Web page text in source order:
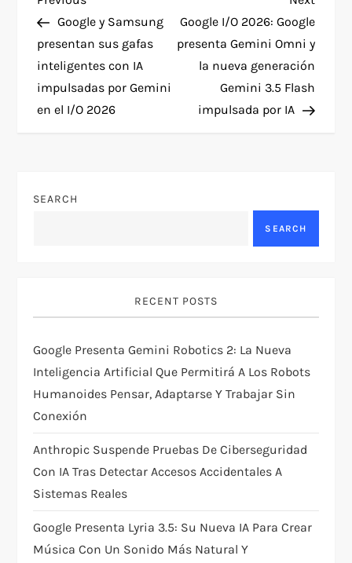
P
o
s
t
a
a
t
i
o
n
PostGoogle y Samsung
presentan sus gafas
inteligentes con IA
impulsadas por Gemini
en el I/O 2026
Post
Google I/O 2026: Google
presenta Gemini Omni y
la nueva generación
Gemini 3.5 Flash
impulsada por IA
SEARCH
SEARCH
RECENT POSTS
Google Presenta Gemini Robotics 2: La Nueva
Inteligencia Artificial Que Permitirá A Los Robots
Humanoides Pensar, Adaptarse Y Trabajar Sin
Conexión
Anthropic Suspende Pruebas De Ciberseguridad
Con IA Tras Detectar Accesos Accidentales A
Sistemas Reales
Google Presenta Lyria 3.5: Su Nueva IA Para Crear
Música Con Un Sonido Más Natural Y